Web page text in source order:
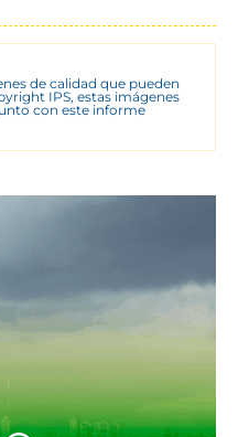
de calidad que pueden
IPS, estas imágenes
con este informe